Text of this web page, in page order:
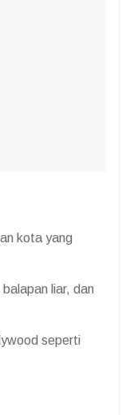
kota yang
liar, dan
seperti